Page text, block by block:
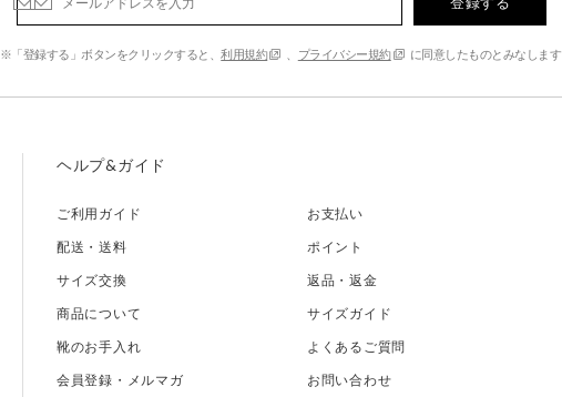
※「登録する」ボタンをクリックすると、利用規約 プライバシー規約 に同意したものとみなします
ヘルプ&ガイド
ご利用ガイド
お支払い
配送・送料
ポイント
サイズ交換
返品・返金
商品について
サイズガイド
靴のお手入れ
よくあるご質問
会員登録・メルマガ
お問い合わせ